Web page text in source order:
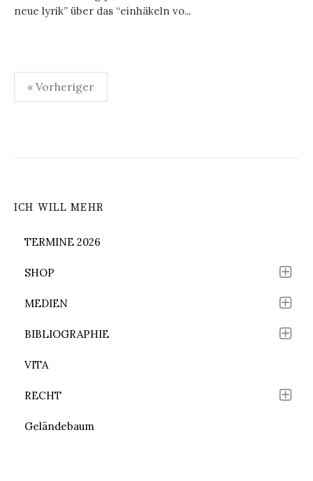
neue lyrik” über das “einhäkeln vo...
Seitennummerierung
der
« Vorheriger
ICH WILL MEHR
TERMINE 2026
SHOP
MEDIEN
BIBLIOGRAPHIE
VITA
RECHT
Geländebaum